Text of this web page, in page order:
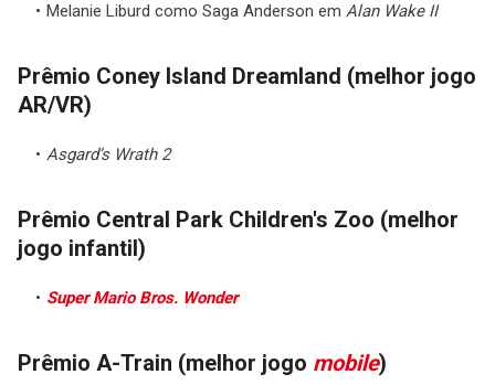
Melanie Liburd como Saga Anderson em Alan Wake II
Prêmio Coney Island Dreamland (melhor jogo
AR/VR)
Asgard’s Wrath 2
Prêmio Central Park Children's Zoo (melhor
jogo infantil)
Super Mario Bros. Wonder
Prêmio A-Train (melhor jogo mobile)